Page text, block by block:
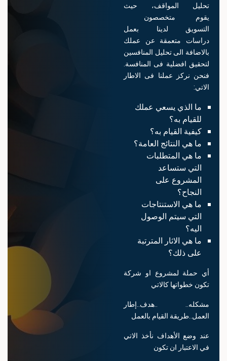
تحليل المواقف، حيث
يقوم متخصصون​ ​
التسويق لدينا بعمل
دراسات متعمقة عن عملك
بالاضافة الى تحليل المنافسين
لتحقيق افضلية فى المنافسة.
فنحن نركز عملنا فى الاطار
الاتي:
ما الذي يسعي عملك
للقيام به؟
كيفية القيام به؟
ما هي النتائج العامة؟
ما هي المتطلبات
التي ستساعد
المشروع على
النجاح؟
ما هي الاستنتاجات
التي سيتم الوصول
اليه؟
ما هي الاثار المترتبة
على ذلك؟
أي حملة لمشروع او شركة
تكون خطواتها كالاتي
مشكله.. ..هدف..إطار
العمل..طريقة القيام بالعمل
عند وضع الأهداف نأخذ الاتي
في الاعتبار ان تكون